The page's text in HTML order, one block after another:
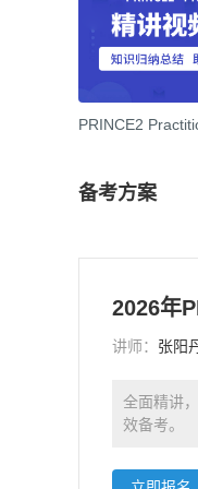
PRINCE2
备考方案
讲师： 张阳
全面精讲
效备考。